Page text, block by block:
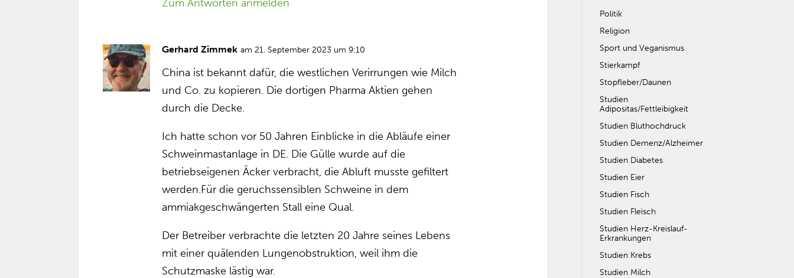
Zum Antworten anmelden
Gerhard Zimmek am 21. September 2023 um 9:10
China ist bekannt dafür, die westlichen Verirrungen wie Milch
und Co. zu kopieren. Die dortigen Pharma Aktien gehen
durch die Decke.
Ich hatte schon vor 50 Jahren Einblicke in die Abläufe einer
Schweinmastanlage in DE. Die Gülle wurde auf die
betriebseigenen Äcker verbracht, die Abluft musste gefiltert
werden.Für die geruchssensiblen Schweine in dem
ammiakgeschwängerten Stall eine Qual.
Der Betreiber verbrachte die letzten 20 Jahre seines Lebens
mit einer quälenden Lungenobstruktion, weil ihm die
Schutzmaske lästig war.
Politik
Religion
Sport und Veganismus
Stierkampf
Stopfleber/Daunen
Studien
Adipositas/Fettleibigkeit
Studien Bluthochdruck
Studien Demenz/Alzheimer
Studien Diabetes
Studien Eier
Studien Fisch
Studien Fleisch
Studien Herz-Kreislauf-
Erkrankungen
Studien Krebs
Studien Milch